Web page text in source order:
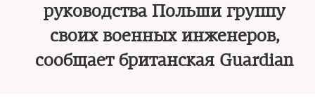
руководства Польши группу
своих военных инженеров,
сообщает британская Guardian